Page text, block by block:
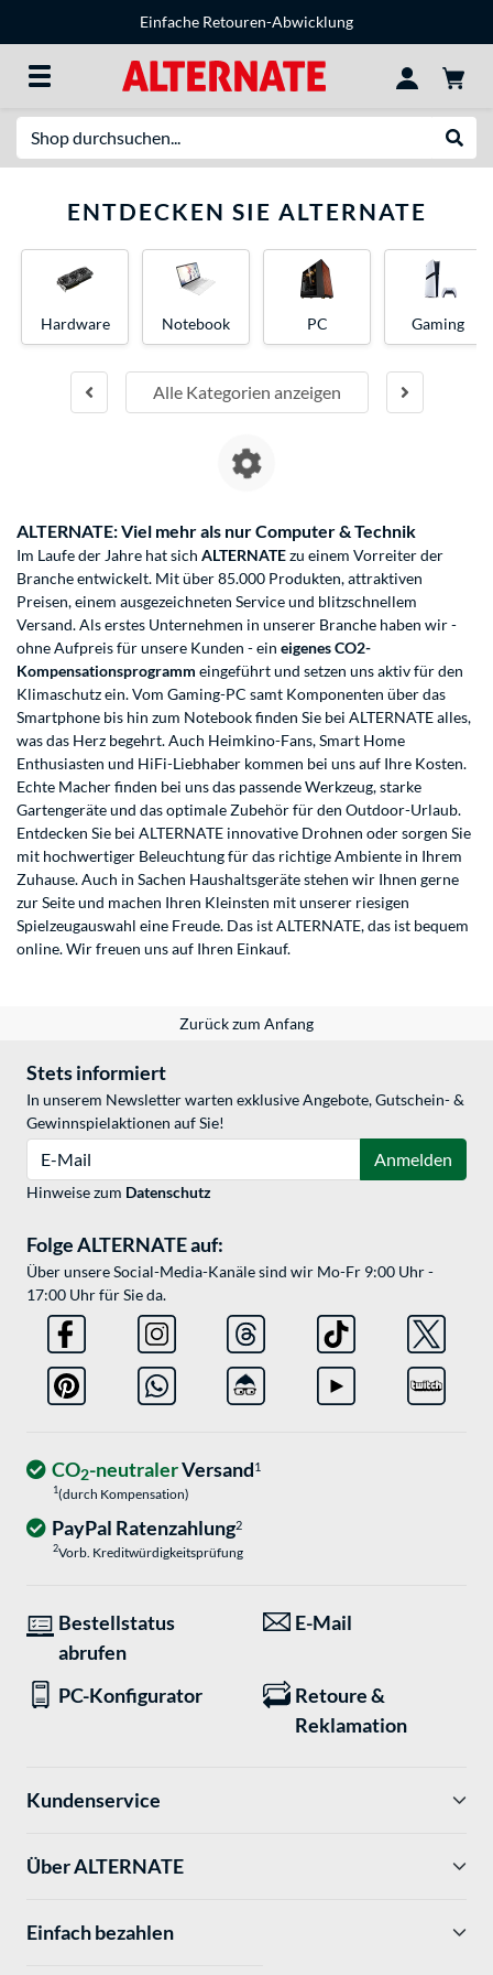
Einfache Retouren-Abwicklung
ENTDECKEN SIE ALTERNATE
Alle Kategorien anzeigen
Hardware Notebook PC Gaming
ALTERNATE: Viel mehr als nur Computer & Technik
Im Laufe der Jahre hat sich ALTERNATEzu einem Vorreiter der
Branche entwickelt. Mit über 85.000 Produkten, attraktiven
Preisen, einem ausgezeichneten Service und blitzschnellem
Versand. Als erstes Unternehmen in unserer Branche haben wir -
ohne Aufpreis für unsere Kunden - ein eigenes CO2-
Kompensationsprogramm eingeführt und setzen uns aktiv für den
Klimaschutz ein. Vom Gaming-PC samt Komponenten über das
Smartphone bis hin zum Notebook finden Sie bei ALTERNATE alles,
was das Herz begehrt. Auch Heimkino-Fans, Smart Home
Enthusiasten und HiFi-Liebhaber kommen bei uns auf Ihre Kosten.
Echte Macher finden bei uns das passende Werkzeug, starke
Gartengeräte und das optimale Zubehör für den Outdoor-Urlaub.
Entdecken Sie bei ALTERNATE innovative Drohnen oder sorgen Sie
mit hochwertiger Beleuchtung für das richtige Ambiente in Ihrem
Zuhause. Auch in Sachen Haushaltsgeräte stehen wir Ihnen gerne
zur Seite und machen Ihren Kleinsten mit unserer riesigen
Spielzeugauswahl eine Freude. Das ist ALTERNATE, das ist bequem
online. Wir freuen uns auf Ihren Einkauf.
Zurück zum Anfang
Stets informiert
In unserem Newsletter warten exklusive Angebote, Gutschein- &
Gewinnspielaktionen auf Sie!
Anmelden
Hinweise zum Datenschutz
Folge ALTERNATE auf:
Über unsere Social-Media-Kanäle sind wir Mo-Fr 9:00 Uhr -
17:00 Uhr für Sie da.
CO2-neutralerVersand1
1(durch Kompensation)
PayPal Ratenzahlung2
2Vorb. Kreditwürdigkeitsprüfung
Bestellstatus
abrufen
E-Mail
PC-Konfigurator
Retoure &
Reklamation
Kundenservice
Über ALTERNATE
Einfach bezahlen